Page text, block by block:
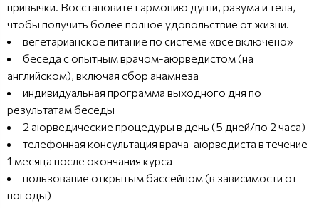
привычки. Восстановите гармонию души, разума и тела,
чтобы получить более полное удовольствие от жизни.
вегетарианское питание по системе «все включено»
беседа с опытным врачом-аюрведистом (на
английском), включая сбор анамнеза
индивидуальная программа выходного дня по
результатам беседы
2 аюрведические процедуры в день (5 дней/по 2 часа)
телефонная консультация врача-аюрведиста в течение
1 месяца после окончания курса
пользование открытым бассейном (в зависимости от
погоды)